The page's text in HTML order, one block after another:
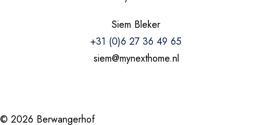
Siem Bleker
+31 (0)6 27 36 49 65
siem@mynexthome.nl
© 2026 Berwangerhof